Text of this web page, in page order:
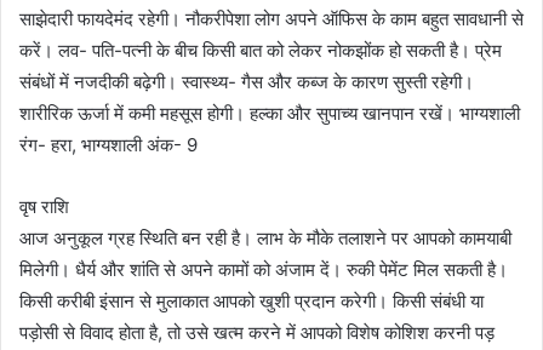
साझेदारी फायदेमंद रहेगी। नौकरीपेशा लोग अपने ऑफिस के काम बहुत सावधानी से
करें। लव- पति-पत्नी के बीच किसी बात को लेकर नोकझोंक हो सकती है। प्रेम
संबंधों में नजदीकी बढ़ेगी। स्वास्थ्य- गैस और कब्ज के कारण सुस्ती रहेगी।
शारीरिक ऊर्जा में कमी महसूस होगी। हल्का और सुपाच्य खानपान रखें। भाग्यशाली
रंग- हरा, भाग्यशाली अंक- 9
वृष राशि
आज अनुकूल ग्रह स्थिति बन रही है। लाभ के मौके तलाशने पर आपको कामयाबी
मिलेगी। धैर्य और शांति से अपने कामों को अंजाम दें। रुकी पेमेंट मिल सकती है।
किसी करीबी इंसान से मुलाकात आपको खुशी प्रदान करेगी। किसी संबंधी या
पड़ोसी से विवाद होता है, तो उसे खत्म करने में आपको विशेष कोशिश करनी पड़